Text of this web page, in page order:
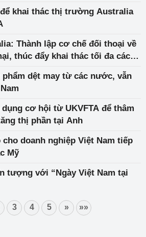
khai thác thị trường Australia
Thành lập cơ chế đối thoại về
thúc đẩy khai thác tối đa các
phẩm dệt may từ các nước, vẫn
cơ hội từ UKVFTA để thâm
thị phần tại Anh
cho doanh nghiệp Việt Nam tiếp
Mỹ
tượng với “Ngày Việt Nam tại
3 4 5 » »»